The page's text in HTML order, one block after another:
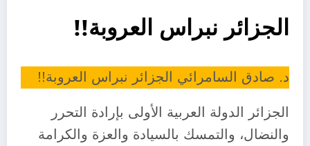
الجزائر نبراس العروبة!!
د. صادق السامرائي الجزائر نبراس العروبة!!
الجزائر الدولة العربية الأولى بإرادة التحرر
والنضال، والتمسك بالسيادة والعزة والكرامة